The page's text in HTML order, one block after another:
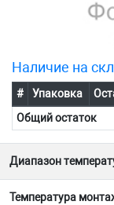
Наличие на
# Упаковка
Общий остаток
Диапазон
Температура